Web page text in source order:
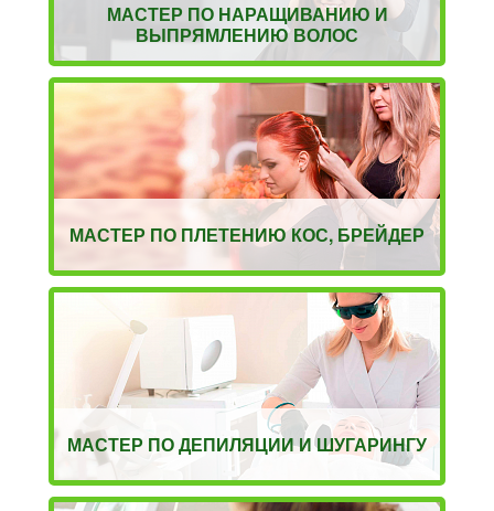
МАСТЕР ПО НАРАЩИВАНИЮ И
ВЫПРЯМЛЕНИЮ ВОЛОС
МАСТЕР ПО ПЛЕТЕНИЮ КОС, БРЕЙДЕР
МАСТЕР ПО ДЕПИЛЯЦИИ И ШУГАРИНГУ